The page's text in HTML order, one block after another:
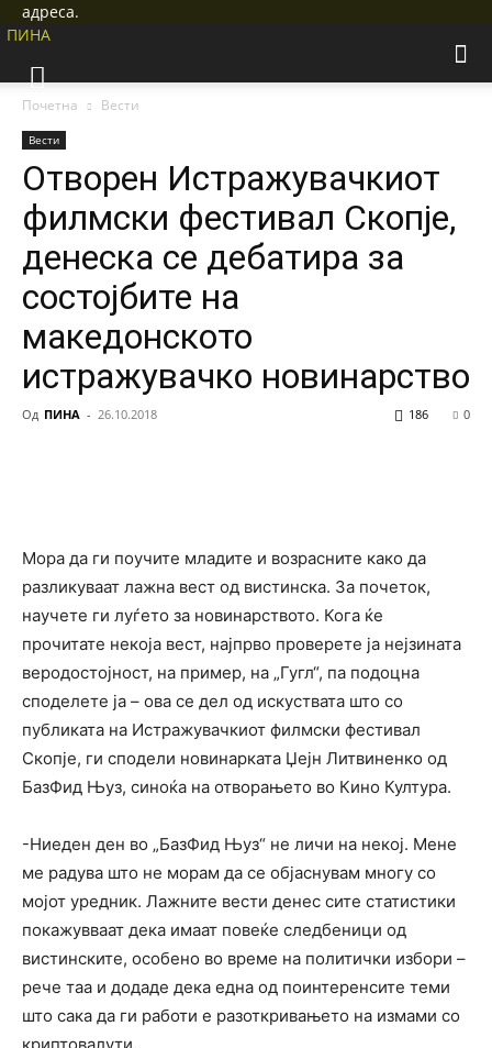
адреса.
ПИНА
Почетна Вести
Вести
Отворен Истражувачкиот
филмски фестивал Скопје,
денеска се дебатира за
состојбите на
македонското
истражувачко новинарство
Од ПИНА - 26.10.2018 0
186
Мора да ги поучите младите и возрасните како да
разликуваат лажна вест од вистинска. За почеток,
научете ги луѓето за новинарството. Кога ќе
прочитате некоја вест, најпрво проверете ја нејзината
веродостојност, на пример, на „Гугл“, па подоцна
споделете ја – ова се дел од искуствата што со
публиката на Истражувачкиот филмски фестивал
Скопје, ги сподели новинарката Џејн Литвиненко од
БазФид Њуз, синоќа на отворањето во Кино Култура.
-Ниеден ден во „БазФид Њуз“ не личи на некој. Мене
ме радува што не морам да се објаснувам многу со
мојот уредник. Лажните вести денес сите статистики
покажувваат дека имаат повеќе следбеници од
вистинските, особено во време на политички избори –
рече таа и додаде дека една од поинтеренсите теми
што сака да ги работи е разоткривањето на измами со